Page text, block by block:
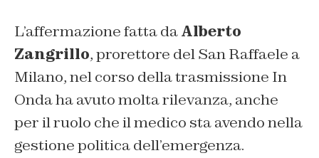
L’affermazione fatta daAlberto
Zangrillo, prorettore del San Raffaele a
Milano, nel corso della trasmissione In
Onda ha avuto molta rilevanza, anche
per il ruolo che il medico sta avendo nella
gestione politica dell’emergenza.